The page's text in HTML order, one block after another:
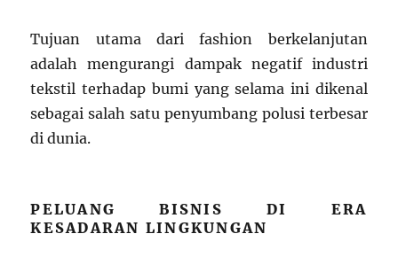
Tujuan utama dari fashion berkelanjutan
adalah mengurangi dampak negatif industri
tekstil terhadap bumi yang selama ini dikenal
sebagai salah satu penyumbang polusi terbesar
di dunia.
PELUANG BISNIS DI ERA
KESADARAN LINGKUNGAN